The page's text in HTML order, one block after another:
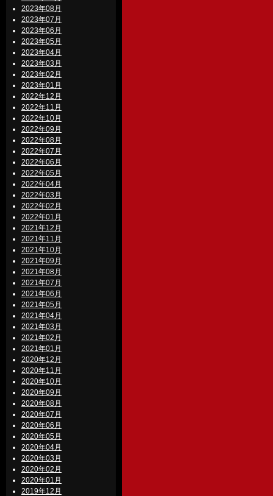
2023年08月
2023年07月
2023年06月
2023年05月
2023年04月
2023年03月
2023年02月
2023年01月
2022年12月
2022年11月
2022年10月
2022年09月
2022年08月
2022年07月
2022年06月
2022年05月
2022年04月
2022年03月
2022年02月
2022年01月
2021年12月
2021年11月
2021年10月
2021年09月
2021年08月
2021年07月
2021年06月
2021年05月
2021年04月
2021年03月
2021年02月
2021年01月
2020年12月
2020年11月
2020年10月
2020年09月
2020年08月
2020年07月
2020年06月
2020年05月
2020年04月
2020年03月
2020年02月
2020年01月
2019年12月